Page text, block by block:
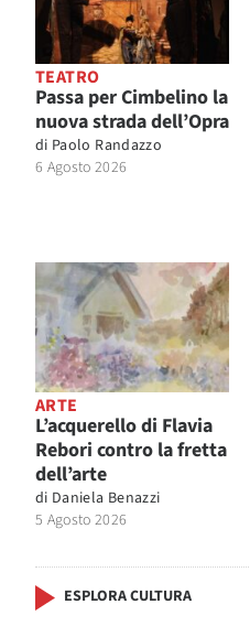
TEATRO
Passa per Cimbelino la
nuova strada dell’Opra
di Paolo Randazzo
6 Agosto 2026
ARTE
L’acquerello di Flavia
Rebori contro la fretta
dell’arte
di Daniela Benazzi
5 Agosto 2026
ESPLORA CULTURA